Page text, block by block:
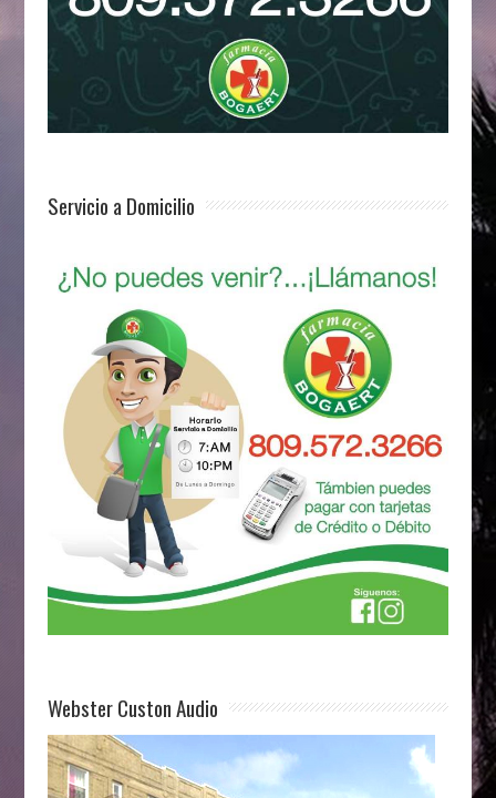
Servicio a Domicilio
Webster Custon Audio